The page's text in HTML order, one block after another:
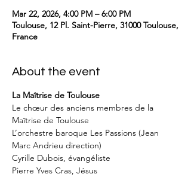
Mar 22, 2026, 4:00 PM – 6:00 PM
Toulouse, 12 Pl. Saint-Pierre, 31000 Toulouse,
France
About the event
La Maîtrise de Toulouse
Le chœur des anciens membres de la
Maîtrise de Toulouse
L’orchestre baroque Les Passions (Jean
Marc Andrieu direction)
Cyrille Dubois, évangéliste
Pierre Yves Cras, Jésus